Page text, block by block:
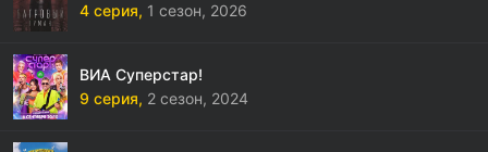
4 серия, 1 сезон, 2026
ВИА Суперстар!
9 серия, 2 сезон, 2024